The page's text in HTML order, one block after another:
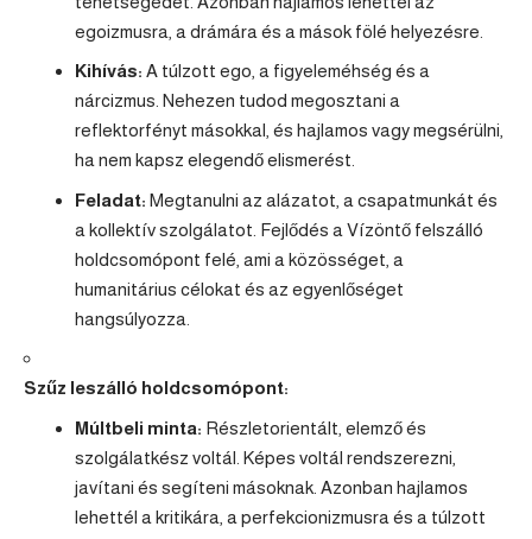
egoizmusra, a drámára és a mások fölé helyezésre.
Kihívás: A túlzott ego, a figyeleméhség és a
nárcizmus. Nehezen tudod megosztani a
reflektorfényt másokkal, és hajlamos vagy megsérülni,
ha nem kapsz elegendő elismerést.
Feladat: Megtanulni az alázatot, a csapatmunkát és
a kollektív szolgálatot. Fejlődés a Vízöntőfelszálló
holdcsomópont felé, ami a közösséget, a
humanitárius célokat és az egyenlőséget
hangsúlyozza.
Szűz leszálló holdcsomópont:
Múltbeli minta: Részletorientált, elemző és
szolgálatkész voltál. Képes voltál rendszerezni,
javítani és segíteni másoknak. Azonban hajlamos
lehettél a kritikára, a perfekcionizmusra és a túlzott